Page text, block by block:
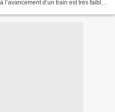
d’un train est très faible.